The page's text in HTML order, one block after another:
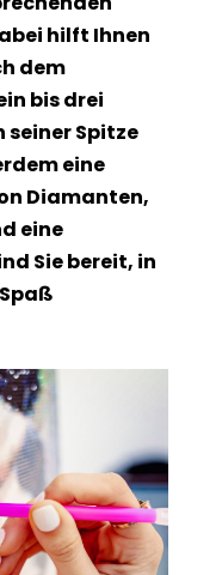
hilft Ihnen
dem
bis drei
Spitze
eine
Diamanten,
eine
Sie bereit, in